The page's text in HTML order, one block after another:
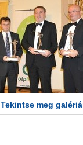
Tekintse meg